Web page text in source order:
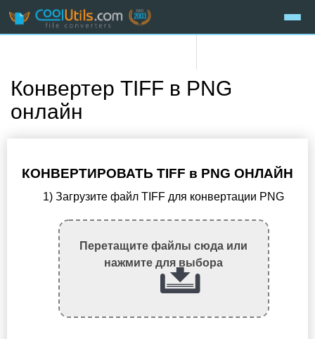
Конвертер TIFF в PNG
онлайн
КОНВЕРТИРОВАТЬ TIFF в PNG ОНЛАЙН
1) Загрузите файл TIFF для конвертации PNG
Перетащите файлы сюда или
нажмите для выбора